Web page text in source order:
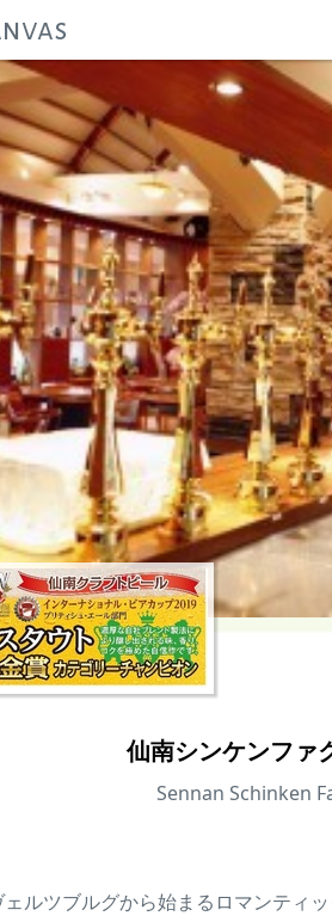
仙南シンケンファ
Sennan Schinken
ェルツブルグから始まるロマンティ